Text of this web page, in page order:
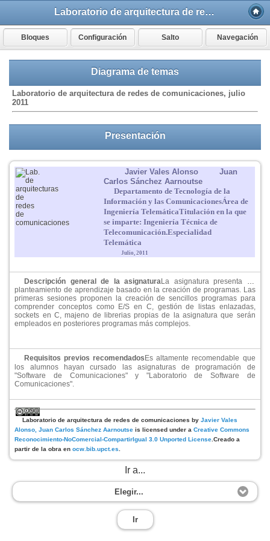
Laboratorio de arquitectura de redes de comunicaciones
Bloques Configuración Salto Navegación
Diagrama de temas
Laboratorio de arquitectura de redes de comunicaciones, julio
2011
Presentación
Javier Vales Alonso
Juan
Carlos Sánchez Aarnoutse
Departamento de Tecnología de la
Información y las ComunicacionesÁrea de
Ingeniería TelemáticaTitulación en la que
se imparte: Ingeniería Técnica de
Telecomunicación.Especialidad
Telemática
Julio, 2011
Descripción general de la asignaturaLa asignatura presenta un
planteamiento de aprendizaje basado en la creación de programas. Las
primeras sesiones proponen la creación de sencillos programas para
comprender conceptos como E/S en C, gestión de listas enlazadas,
sockets en C, majeno de librerias propias de la asignatura que serán
empleados en posteriores programas más complejos.
Requisitos previos recomendados Es altamente recomendable que
los alumnos hayan cursado las asignaturas de programación de
"Software de Comunicaciones" y "Laboratorio de Software de
Comunicaciones".
Laboratorio de arquitectura de redes de comunicacionesbyJavier Vales
Alonso, Juan Carlos Sánchez Aarnoutse is licensed under aCreative Commons
Reconocimiento-NoComercial-CompartirIgual 3.0 Unported License.Creado a
partir de la obra enocw.bib.upct.es.
Ir a...
Elegir...
Ir